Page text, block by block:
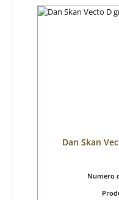
Dan Skan
Numero